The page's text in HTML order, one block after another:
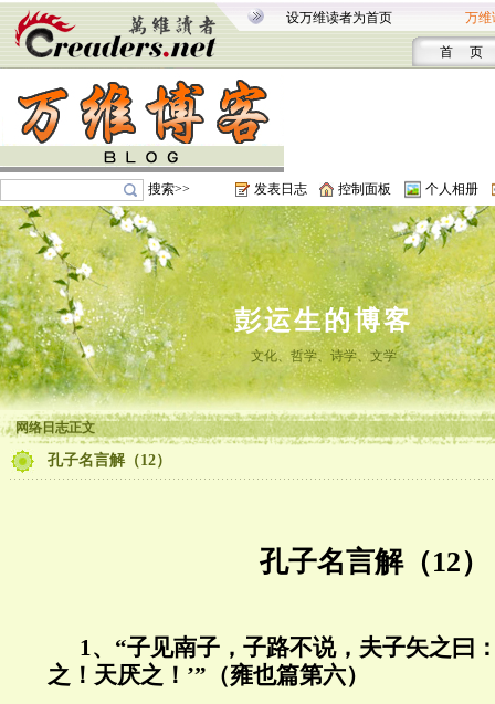
设万维读者为首页 万维
首 页
搜索>> 发表日志 控制面板 个人相册
彭运生的博客
文化、哲学、诗学、文学
网络日志正文
孔子名言解（12）
孔子名言解（12）
1、“子见南子，子路不说，夫子矢之曰
之！天厌之！’”（雍也篇第六）